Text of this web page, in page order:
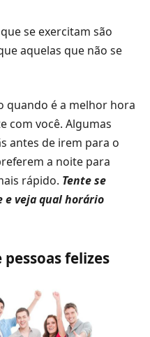
se exercitam são
aquelas que não se
quando é a melhor hora
com você. Algumas
antes de irem para o
a noite para
rápido. Tente se
e veja qual horário
pessoas felizes